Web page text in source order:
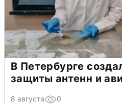
В Петербурге
защиты антенн и
8 августа 0